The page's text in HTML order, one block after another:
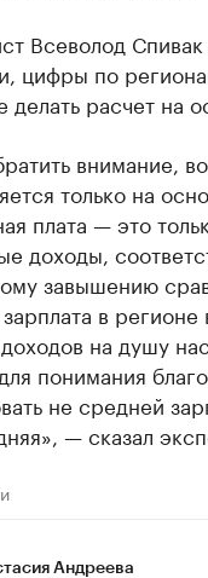
Всеволод Спивак
цифры по
делать расчет на
внимание,
только на
плата — это
доходы,
завышению
в
на душу
понимания
не средней
— сказал
Андреева